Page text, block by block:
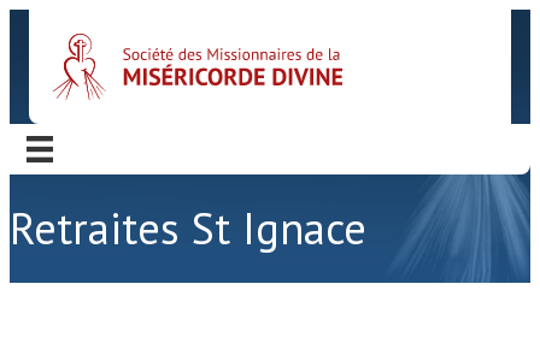
Retraites St Ignace